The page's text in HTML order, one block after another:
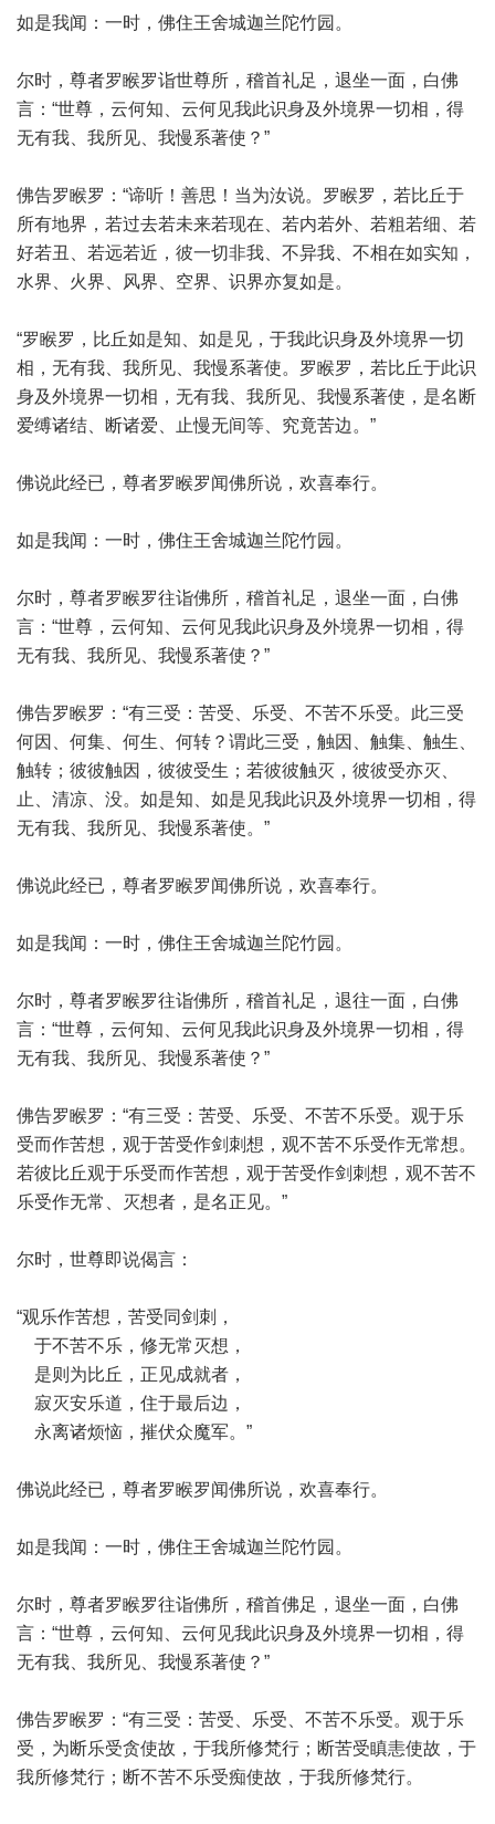
如是我闻：一时，佛住王舍城迦兰陀竹园。
尔时，尊者罗睺罗诣世尊所，稽首礼足，退坐一面，白佛
言：“世尊，云何知、云何见我此识身及外境界一切相，得
无有我、我所见、我慢系著使？”
佛告罗睺罗：“谛听！善思！当为汝说。罗睺罗，若比丘于
所有地界，若过去若未来若现在、若内若外、若粗若细、若
好若丑、若远若近，彼一切非我、不异我、不相在如实知，
水界、火界、风界、空界、识界亦复如是。
“罗睺罗，比丘如是知、如是见，于我此识身及外境界一切
相，无有我、我所见、我慢系著使。罗睺罗，若比丘于此识
身及外境界一切相，无有我、我所见、我慢系著使，是名断
爱缚诸结、断诸爱、止慢无间等、究竟苦边。”
佛说此经已，尊者罗睺罗闻佛所说，欢喜奉行。
如是我闻：一时，佛住王舍城迦兰陀竹园。
尔时，尊者罗睺罗往诣佛所，稽首礼足，退坐一面，白佛
言：“世尊，云何知、云何见我此识身及外境界一切相，得
无有我、我所见、我慢系著使？”
佛告罗睺罗：“有三受：苦受、乐受、不苦不乐受。此三受
何因、何集、何生、何转？谓此三受，触因、触集、触生、
触转；彼彼触因，彼彼受生；若彼彼触灭，彼彼受亦灭、
止、清凉、没。如是知、如是见我此识及外境界一切相，得
无有我、我所见、我慢系著使。”
佛说此经已，尊者罗睺罗闻佛所说，欢喜奉行。
如是我闻：一时，佛住王舍城迦兰陀竹园。
尔时，尊者罗睺罗往诣佛所，稽首礼足，退往一面，白佛
言：“世尊，云何知、云何见我此识身及外境界一切相，得
无有我、我所见、我慢系著使？”
佛告罗睺罗：“有三受：苦受、乐受、不苦不乐受。观于乐
受而作苦想，观于苦受作剑刺想，观不苦不乐受作无常想。
若彼比丘观于乐受而作苦想，观于苦受作剑刺想，观不苦不
乐受作无常、灭想者，是名正见。”
尔时，世尊即说偈言：
“观乐作苦想，苦受同剑刺，
于不苦不乐，修无常灭想，
是则为比丘，正见成就者，
寂灭安乐道，住于最后边，
永离诸烦恼，摧伏众魔军。”
佛说此经已，尊者罗睺罗闻佛所说，欢喜奉行。
如是我闻：一时，佛住王舍城迦兰陀竹园。
尔时，尊者罗睺罗往诣佛所，稽首佛足，退坐一面，白佛
言：“世尊，云何知、云何见我此识身及外境界一切相，得
无有我、我所见、我慢系著使？”
佛告罗睺罗：“有三受：苦受、乐受、不苦不乐受。观于乐
受，为断乐受贪使故，于我所修梵行；断苦受瞋恚使故，于
我所修梵行；断不苦不乐受痴使故，于我所修梵行。